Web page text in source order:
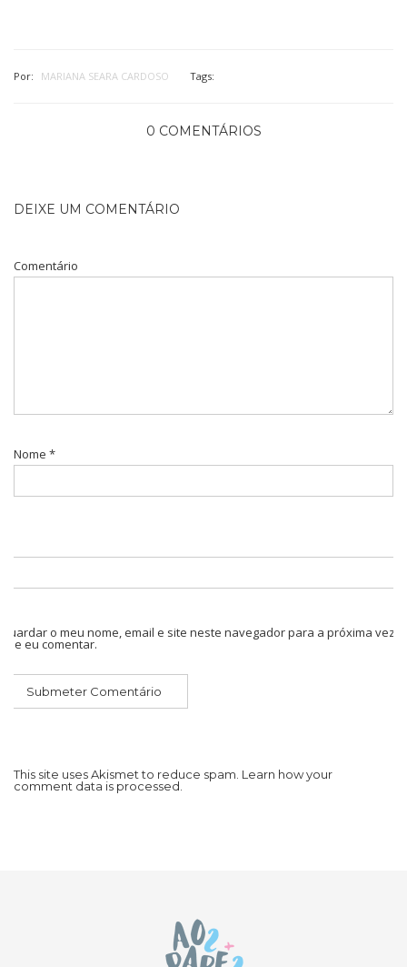
Por: MARIANA SEARA CARDOSO Tags:
0 COMENTÁRIOS
DEIXE UM COMENTÁRIO
Comentário
Nome *
Guardar o meu nome, email e site neste navegador para a próxima vez
que eu comentar.
This site uses Akismet to reduce spam. Learn how your
comment data is processed.